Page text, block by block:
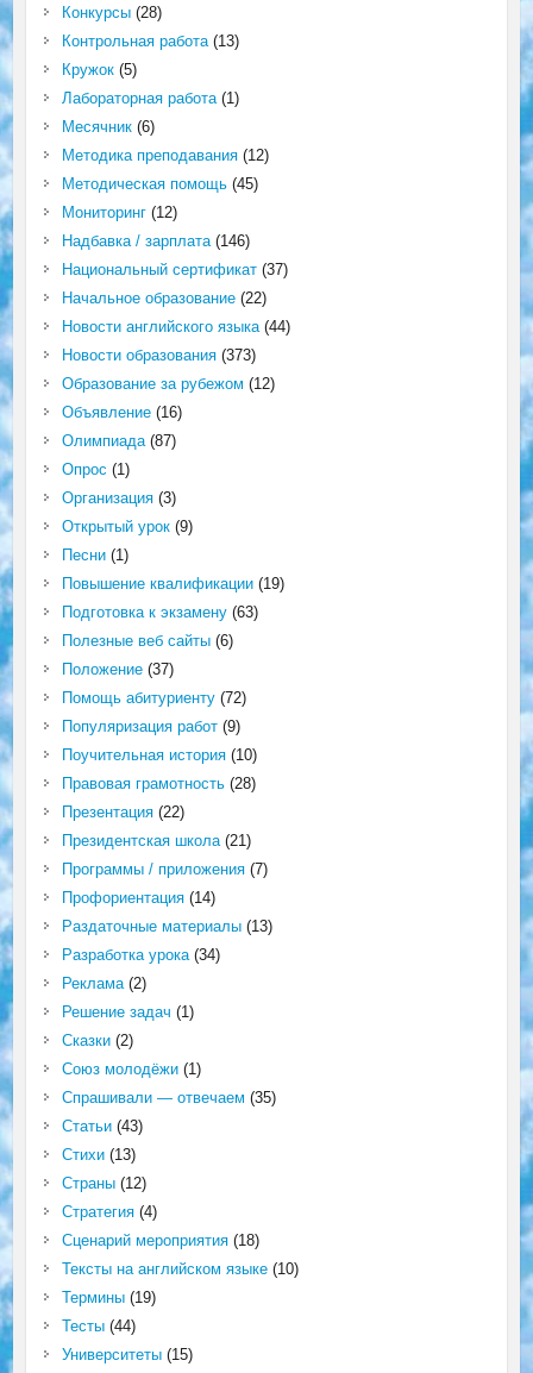
Конкурсы(28)
Контрольная работа(13)
Кружок(5)
Лабораторная работа(1)
Месячник(6)
Методика преподавания(12)
Методическая помощь(45)
Мониторинг(12)
Надбавка / зарплата(146)
Национальный сертификат(37)
Начальное образование(22)
Новости английского языка(44)
Новости образования(373)
Образование за рубежом (12)
Объявление(16)
Олимпиада(87)
Опрос (1)
Организация(3)
Открытый урок(9)
Песни(1)
Повышение квалификации(19)
Подготовка к экзамену(63)
Полезные веб сайты(6)
Положение(37)
Помощь абитуриенту(72)
Популяризация работ(9)
Поучительная история(10)
Правовая грамотность(28)
Презентация(22)
Президентская школа(21)
Программы / приложения(7)
Профориентация(14)
Раздаточные материалы(13)
Разработка урока(34)
Реклама(2)
Решение задач (1)
Сказки(2)
Союз молодёжи(1)
Спрашивали — отвечаем (35)
Статьи(43)
Стихи(13)
Страны(12)
Стратегия(4)
Сценарий мероприятия(18)
Тексты на английском языке(10)
Термины(19)
Тесты(44)
Университеты(15)